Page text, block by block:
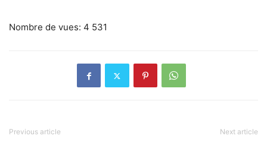
Nombre de vues: 4 531
Previous article Next article